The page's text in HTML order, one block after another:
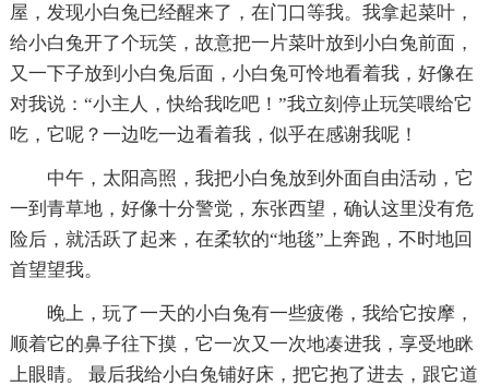
屋，发现小白兔已经醒来了，在门口等我。我拿起菜叶，
给小白兔开了个玩笑，故意把一片菜叶放到小白兔前面，
又一下子放到小白兔后面，小白兔可怜地看着我，好像在
对我说：“小主人，快给我吃吧！”我立刻停止玩笑喂给它
吃，它呢？一边吃一边看着我，似乎在感谢我呢！
中午，太阳高照，我把小白兔放到外面自由活动，它
一到青草地，好像十分警觉，东张西望，确认这里没有危
险后，就活跃了起来，在柔软的“地毯”上奔跑，不时地回
首望望我。
晚上，玩了一天的小白兔有一些疲倦，我给它按摩，
顺着它的鼻子往下摸，它一次又一次地凑进我，享受地眯
上眼睛。 最后我给小白兔铺好床，把它抱了进去，跟它道